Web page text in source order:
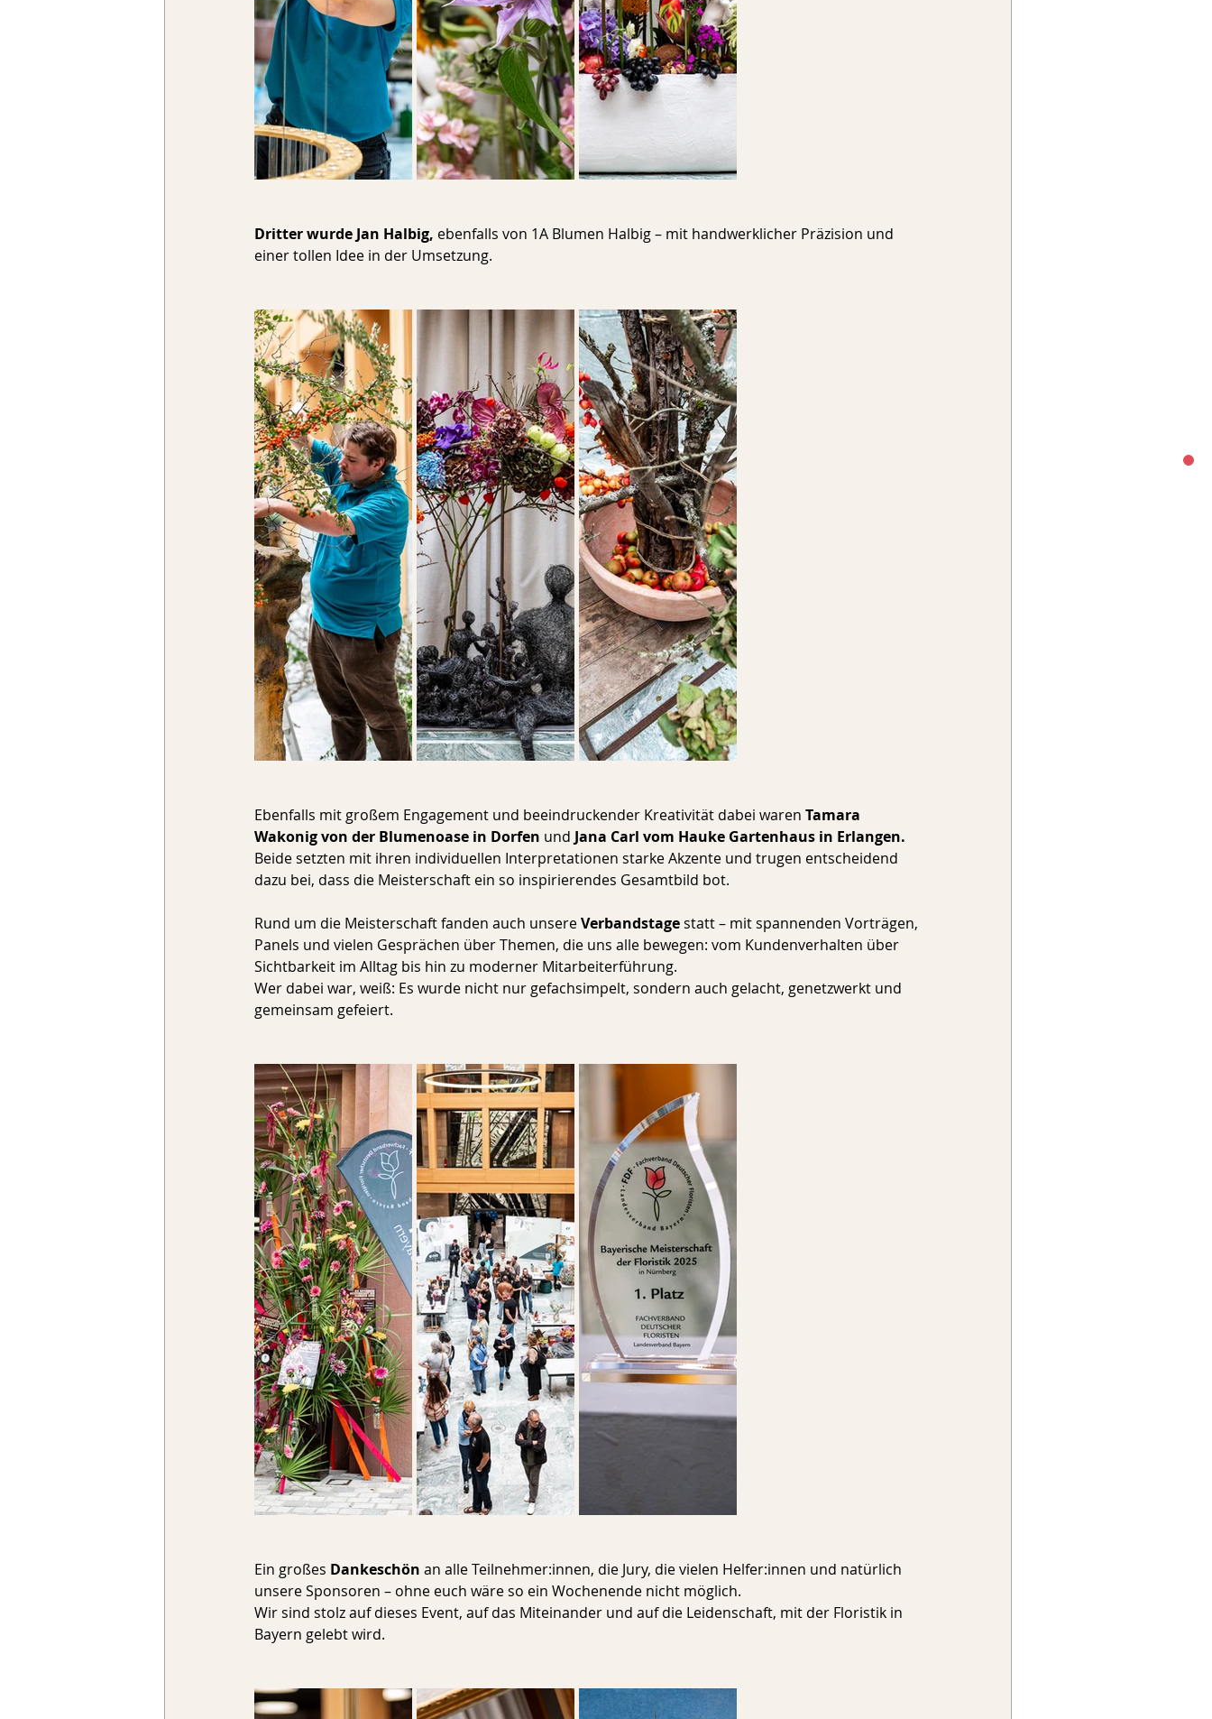
Dritter wurde Jan Halbig, ebenfalls von 1A Blumen Halbig – mit handwerklicher Präzision und
einer tollen Idee in der Umsetzung.
Ebenfalls mit großem Engagement und beeindruckender Kreativität dabei waren Tamara
Wakonig von der Blumenoase in Dorfen und Jana Carl vom Hauke Gartenhaus in Erlangen.
Beide setzten mit ihren individuellen Interpretationen starke Akzente und trugen entscheidend
dazu bei, dass die Meisterschaft ein so inspirierendes Gesamtbild bot.
Rund um die Meisterschaft fanden auch unsere Verbandstage statt – mit spannenden Vorträgen,
Panels und vielen Gesprächen über Themen, die uns alle bewegen: vom Kundenverhalten über
Sichtbarkeit im Alltag bis hin zu moderner Mitarbeiterführung.
Wer dabei war, weiß: Es wurde nicht nur gefachsimpelt, sondern auch gelacht, genetzwerkt und
gemeinsam gefeiert.
Ein großes Dankeschön an alle Teilnehmer:innen, die Jury, die vielen Helfer:innen und natürlich
unsere Sponsoren – ohne euch wäre so ein Wochenende nicht möglich.
Wir sind stolz auf dieses Event, auf das Miteinander und auf die Leidenschaft, mit der Floristik in
Bayern gelebt wird.